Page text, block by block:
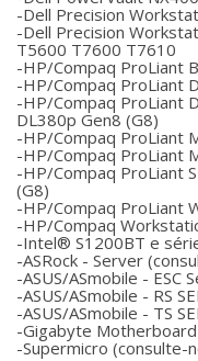
-Dell Precision
-Dell Precision
T5600 T7600 T7610
-HP/Compaq ProLiant
-HP/Compaq ProLiant
-HP/Compaq ProLiant
DL380p Gen8 (G8)
-HP/Compaq ProLiant
-HP/Compaq ProLiant
-HP/Compaq ProLiant
(G8)
-HP/Compaq ProLiant
-HP/Compaq
-Intel® S1200BT e
-ASRock - Server
-ASUS/ASmobile - ESC
-ASUS/ASmobile - RS
-ASUS/ASmobile - TS
-Gigabyte Motherboard
-Supermicro (consulte-